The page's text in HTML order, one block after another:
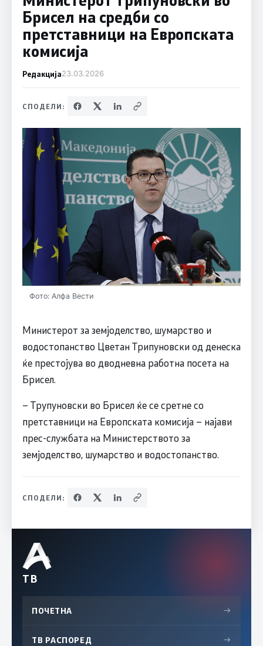
Брисел на средби со
претставници на Европската
комисија
Редакција23.03.2026
СПОДЕЛИ:
Фото: Алфа Вести
Министерот за земјоделство, шумарство и
водостопанство Цветан Трипуновски од денеска
ќе престојува во дводневна работна посета на
Брисел.
– Трупуновски во Брисел ќе се сретне со
претставници на Европската комисија – најави
прес-службата на Министерството за
земјоделство, шумарство и водостопанство.
СПОДЕЛИ:
ТВ
ПОЧЕТНА →
ТВ РАСПОРЕД →